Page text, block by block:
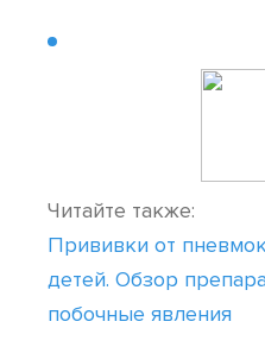
Читайте также:
Прививки от
детей. Обзор
побочные явления